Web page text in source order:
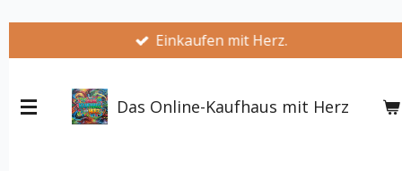
springen
Einkaufen mit Herz.
Das Online-Kaufhaus mit Herz